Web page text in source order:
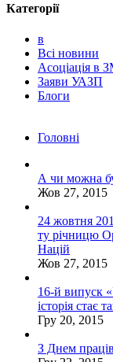
Категорії
в
Всі новини
Асоціація в
Заяви УАЗП
Блоги
Головні
А чи можна
Жов 27, 2015
24 жовтня
ту річницю
Націй
Жов 27, 2015
16-й випуск
історія стає
Гру 20, 2015
З Днем